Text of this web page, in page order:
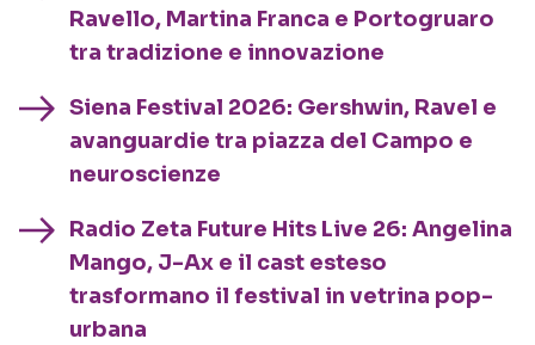
Ravello, Martina Franca e Portogruaro
tra tradizione e innovazione
Siena Festival 2026: Gershwin, Ravel e
avanguardie tra piazza del Campo e
neuroscienze
Radio Zeta Future Hits Live 26: Angelina
Mango, J-Ax e il cast esteso
trasformano il festival in vetrina pop-
urbana